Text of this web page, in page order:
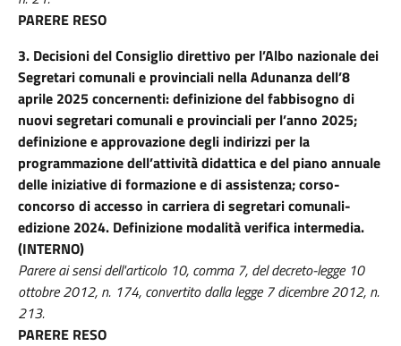
PARERE RESO
3. Decisioni del Consiglio direttivo per l’Albo nazionale dei
Segretari comunali e provinciali nella Adunanza dell’8
aprile 2025 concernenti: definizione del fabbisogno di
nuovi segretari comunali e provinciali per l’anno 2025;
definizione e approvazione degli indirizzi per la
programmazione dell’attività didattica e del piano annuale
delle iniziative di formazione e di assistenza; corso-
concorso di accesso in carriera di segretari comunali-
edizione 2024. Definizione modalità verifica intermedia.
(INTERNO)
Parere ai sensi dell'articolo 10, comma 7, del decreto-legge 10
ottobre 2012, n. 174, convertito dalla legge 7 dicembre 2012, n.
213.
PARERE RESO